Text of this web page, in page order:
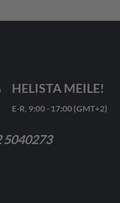
HELISTA MEILE!
E-R, 9:00 - 17:00 (GMT+2)
5040273